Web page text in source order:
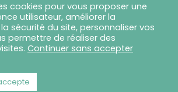
Tous droits réservés - Réalisation
Politique de confidentialité
cookies pour vous proposer une
utilisateur, améliorer la
sécurité du site, personnaliser vos
permettre de réaliser des
Continuer sans accepter